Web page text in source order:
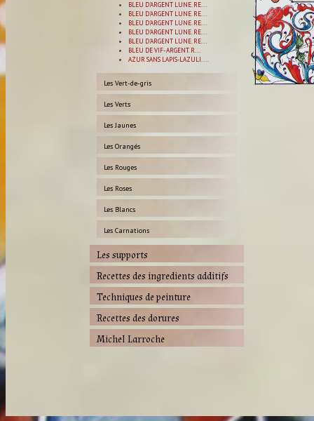
BLEU D'ARGENT LUNE. RE...
BLEU D'ARGENT LUNE. RE...
BLEU D'ARGENT LUNE. RE...
BLEU D'ARGENT LUNE. RE...
BLEU D'ARGENT LUNE. RE...
BLEU DE VIF- ARGENT. R...
AZUR SANS LAPIS-LAZULI....
Les Vert-de-gris
Les Verts
Les Jaunes
Les Orangés
Les Rouges
Les Roses
Les Blancs
Les Carnations
Les supports
Recettes des ingredients additifs
Techniques de peinture
Recettes des dorures
Michel Larroche